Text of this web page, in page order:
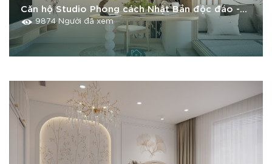
Căn hộ Studio Phong cách Nhật Bản độc đáo -
ấn tượng - tiện nghi
9874 Người đã xem